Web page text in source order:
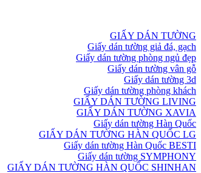
GIẤY DÁN TƯỜNG
Giấy dán tường giả đá, gạch
Giấy dán tường phòng ngủ đẹp
Giấy dán tường vân gỗ
Giấy dán tường 3d
Giấy dán tường phòng khách
GIẤY DÁN TƯỜNG LIVING
GIẤY DÁN TƯỜNG XAVIA
Giấy dán tường Hàn Quốc
GIẤY DÁN TƯỜNG HÀN QUỐC LG
Giấy dán tường Hàn Quốc BESTI
Giấy dán tường SYMPHONY
GIẤY DÁN TƯỜNG HÀN QUỐC SHINHAN